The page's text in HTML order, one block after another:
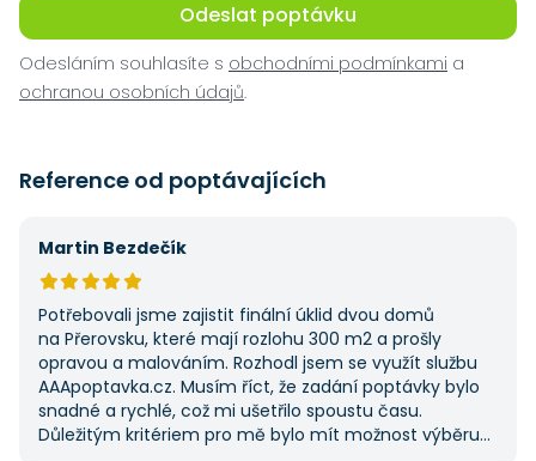
Odeslat poptávku
Odesláním souhlasíte s obchodními podmínkami a
ochranou osobních údajů.
Reference od poptávajících
Martin Bezdečík
Potřebovali jsme zajistit finální úklid dvou domů
na Přerovsku, které mají rozlohu 300 m2 a prošly
opravou a malováním. Rozhodl jsem se využít službu
AAApoptavka.cz. Musím říct, že zadání poptávky bylo
snadné a rychlé, což mi ušetřilo spoustu času.
Důležitým kritériem pro mě bylo mít možnost výběru